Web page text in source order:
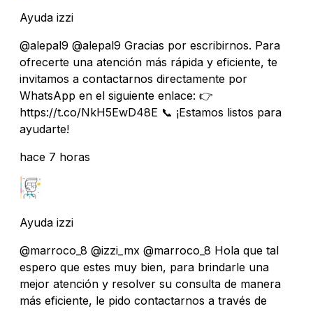
Ayuda izzi
@alepal9 @alepal9 Gracias por escribirnos. Para
ofrecerte una atención más rápida y eficiente, te
invitamos a contactarnos directamente por
WhatsApp en el siguiente enlace: 👉
https://t.co/NkH5EwD48E 📞 ¡Estamos listos para
ayudarte!
hace 7 horas
Ayuda izzi
@marroco_8 @izzi_mx @marroco_8 Hola que tal
espero que estes muy bien, para brindarle una
mejor atención y resolver su consulta de manera
más eficiente, le pido contactarnos a través de